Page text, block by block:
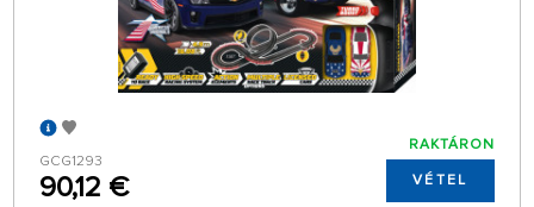
GCG1293
90,12 €
RAKTÁRON
VÉTEL